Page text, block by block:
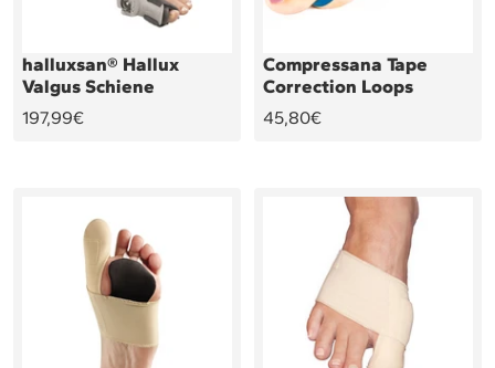
halluxsan® Hallux
Valgus Schiene
Angebotspreis
197,99€
Compressana Tape
Correction Loops
Angebotspreis
45,80€